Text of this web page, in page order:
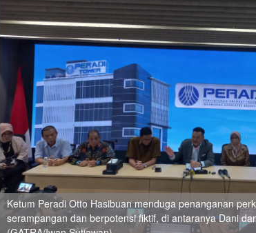
Ketum Peradi Otto Hasibuan menduga penanganan
serampangan dan berpotensi fiktif, di antaranya Dani